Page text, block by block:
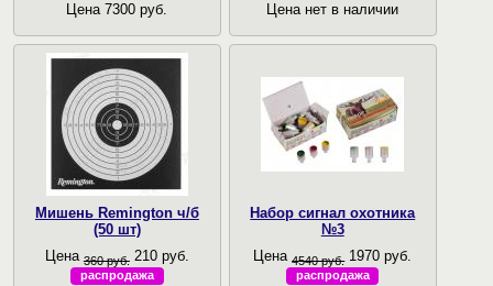
Цена 7300 руб.
Цена нет в наличии
Мишень Remington ч/б
(50 шт)
Цена 360 руб. 210 руб.
распродажа
Набор сигнал охотника
№3
Цена 4540 руб. 1970 руб.
распродажа